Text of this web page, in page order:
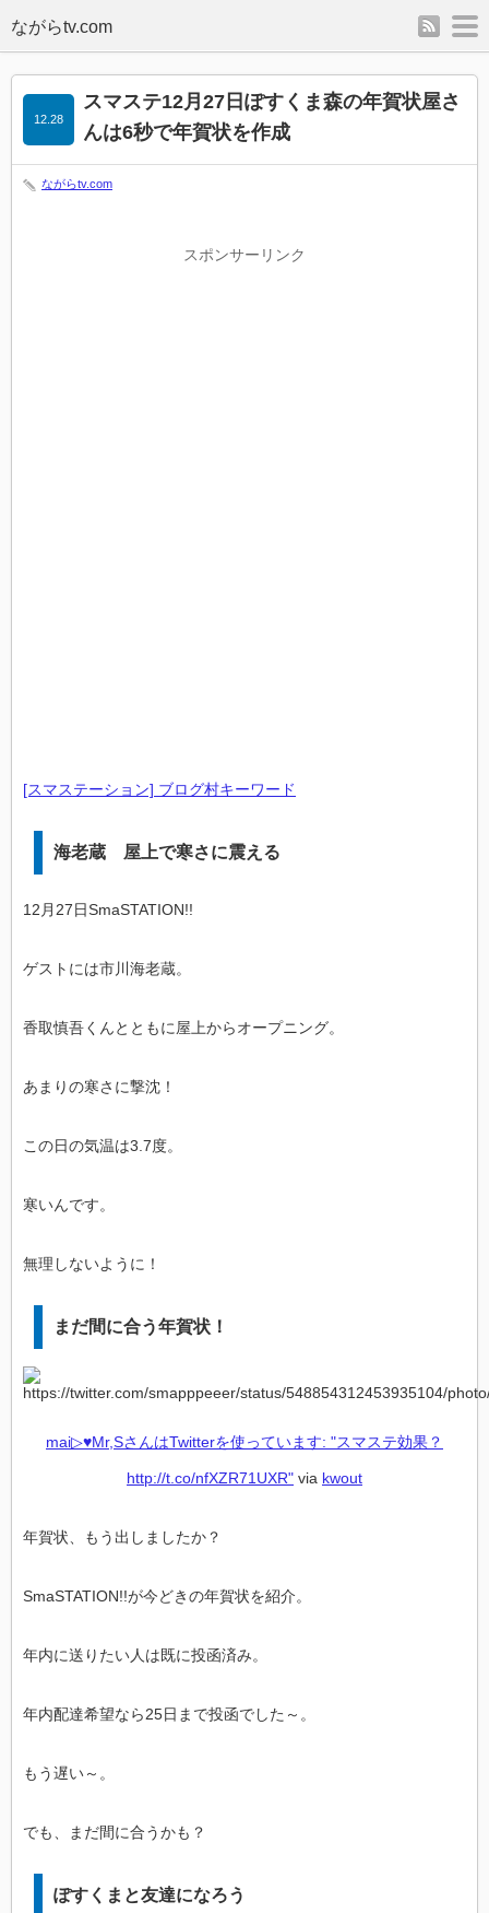
rss
スマステ12月27日ぽすくま森の年賀状屋さ
んは6秒で年賀状を作成
12.28
ながらtv.com
スポンサーリンク
[スマステーション] ブログ村キーワード
海老蔵 屋上で寒さに震える
12月27日SmaSTATION!!
ゲストには市川海老蔵。
香取慎吾くんとともに屋上からオープニング。
あまりの寒さに撃沈！
この日の気温は3.7度。
寒いんです。
無理しないように！
まだ間に合う年賀状！
mai▷♥︎Mr,SさんはTwitterを使っています: "スマステ効果？
http://t.co/nfXZR71UXR" via kwout
年賀状、もう出しましたか？
SmaSTATION!!が今どきの年賀状を紹介。
年内に送りたい人は既に投函済み。
年内配達希望なら25日まで投函でした～。
もう遅い～。
でも、まだ間に合うかも？
ぽすくまと友達になろう